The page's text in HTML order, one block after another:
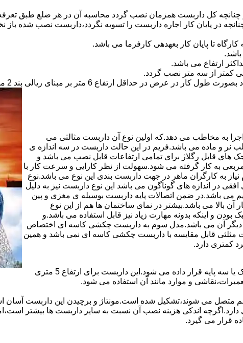
چنانچه کل داربست همزمان نصب گردد محاسبه آن در هر ضلع طبق
در پایان کار اجاره داربست را تسویه نگردد،داربست نصب شده باز
تا پایان کار بعهده­ی کارفرما می باشد.
ارتفاع می باشد.
به مخاطب می دهد.که اولین نوع آن داربست مثالثی می
نر و ماده می باشد.فریم در این حالت داربست در سه اندازه ی
سرجک های قابل رگلاژ برای تمامی ارتفاعات قابل نصب می باشد و
سانتی در دو شکل مثلثی یا مربعی به کار گرفته می شود.سهولت از نظر کارایی و سرعت کار با
به کارگران ماهر در جهت داربست بندی این نوع می باشد.نوع
در اندازه های گوناگون می باشد این نوع داربست نیز به دلیل
می باشد.در ضمن اتصالات پایه داربست بوسیله ی مغزی و پین
بالا می باشد.بیشتر در نمای ساختمان ها هم از این نوع
و اینکه بدونه مهارت زیاد نیز قابل استفاده می باشد.و
دیگر آن می باشد.مدل سوم به داربست چکشی کاسه ای اختصاص
مثلثی قابل مقایسه با داربست چکشی کاسه ای نمی باشد و همین
کمتری دارد.
در داربست های خرپا،صفحه ی اصلی کار روی نردبان های متحرک یا سه پایه قرار داده می شود.این داربست برای ارتفاع 5 متری
و موارد مانند آن استفاده می شود.
متصل می شوند،تشکیل شده است.مونتاژ و برچیدن این داربست آسان
دارد.اگرچه اندکی هزینه نصب آن نسبت به سایر داربست ها بیشتر
قرار می گیرد.